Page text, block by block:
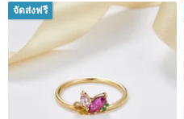
จัดส่งฟรี